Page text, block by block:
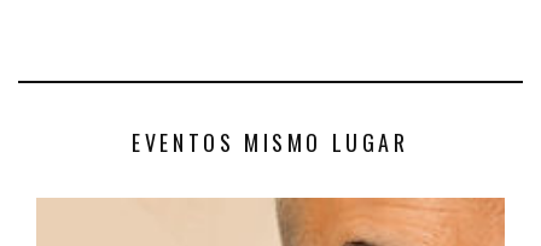
EVENTOS MISMO LUGAR